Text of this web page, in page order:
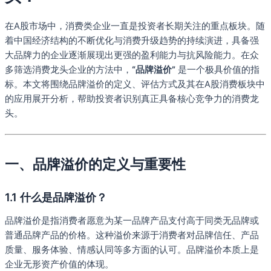
在A股市场中，消费类企业一直是投资者长期关注的重点板块。随
着中国经济结构的不断优化与消费升级趋势的持续演进，具备强
大品牌力的企业逐渐展现出更强的盈利能力与抗风险能力。在众
多筛选消费龙头企业的方法中， “品牌溢价” 是一个极具价值的指
标。本文将围绕品牌溢价的定义、评估方式及其在A股消费板块中
的应用展开分析，帮助投资者识别真正具备核心竞争力的消费龙
头。
一、品牌溢价的定义与重要性
1.1 什么是品牌溢价？
品牌溢价是指消费者愿意为某一品牌产品支付高于同类无品牌或
普通品牌产品的价格。这种溢价来源于消费者对品牌信任、产品
质量、服务体验、情感认同等多方面的认可。品牌溢价本质上是
企业无形资产价值的体现。